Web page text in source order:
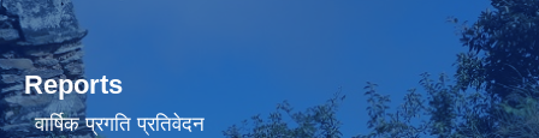
Reports
वार्षिक प्रगति प्रतिवेदन